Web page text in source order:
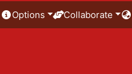
Options Collaborate